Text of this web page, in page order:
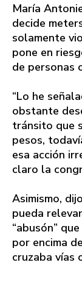
María
decide
solamente
pone en
de personas
“Lo he
obstante
tránsito que
pesos,
esa acción
claro la
Asimismo,
pueda
“abusón”
por encima
cruzaba vías